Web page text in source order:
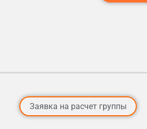
Заявка на расчет группы